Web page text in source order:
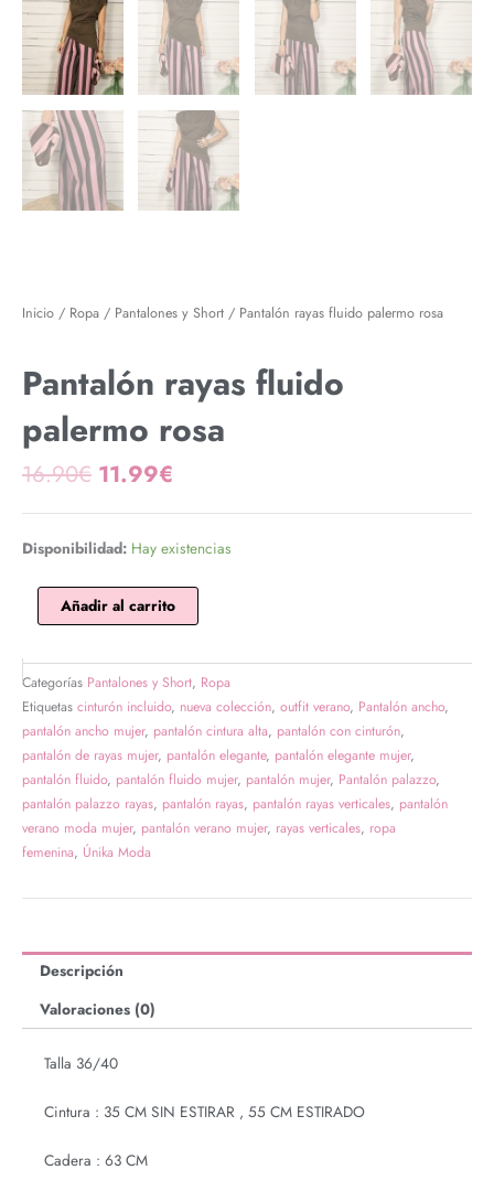
Inicio / Ropa / Pantalones y Short / Pantalón rayas fluido palermo rosa
Pantalón rayas fluido
palermo rosa
16.90€ El
original
era:
11.99€
actual
es:
Disponibilidad: Hay existencias
Pantalón
fluido
palermo
cantidad
Añadir al carrito
Categorías Pantalones y Short, Ropa
Etiquetas cinturón incluido, nueva colección, outfit verano, Pantalón ancho,
pantalón ancho mujer, pantalón cintura alta, pantalón con cinturón,
pantalón de rayas mujer, pantalón elegante, pantalón elegante mujer,
pantalón fluido, pantalón fluido mujer, pantalón mujer, Pantalón palazzo,
pantalón palazzo rayas, pantalón rayas, pantalón rayas verticales, pantalón
verano moda mujer, pantalón verano mujer, rayas verticales, ropa
femenina, Únika Moda
Descripción
Valoraciones (0)
Talla 36/40
Cintura : 35 CM SIN ESTIRAR , 55 CM ESTIRADO
Cadera : 63 CM